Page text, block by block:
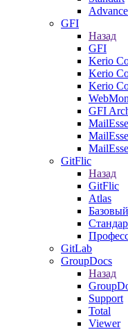
GFI
Назад
GFI
Kerio
Kerio
Kerio
GFI
GitFlic
Назад
GitFlic
Atlas
Базовый
GitLab
GroupDocs
Назад
Support
Total
Viewer